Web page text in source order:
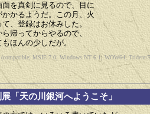
を真剣に見るので、目に
かるようだ。この月、火
て、登録はお休みした。
帰ってからやるので、
ほんの少しだが。
MSIE 7.0; Windows NT 6.1; WOW64;
「天の川銀河へようこそ」